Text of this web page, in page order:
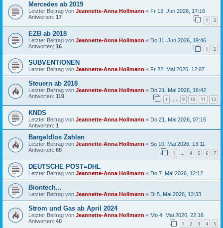
Mercedes ab 2019
Letzter Beitrag von Jeannette-Anna Hollmann « Fr 12. Jun 2026, 17:16
Antworten: 17 1 2
EZB ab 2018
Letzter Beitrag von Jeannette-Anna Hollmann « Do 11. Jun 2026, 19:46
Antworten: 16 1 2
SUBVENTIONEN
Letzter Beitrag von Jeannette-Anna Hollmann « Fr 22. Mai 2026, 12:07
Steuern ab 2018
Letzter Beitrag von Jeannette-Anna Hollmann « Do 21. Mai 2026, 16:42
Antworten: 119 1 … 9 10 11 12
KNDS
Letzter Beitrag von Jeannette-Anna Hollmann « Do 21. Mai 2026, 07:16
Antworten: 1
Bargeldlos Zahlen
Letzter Beitrag von Jeannette-Anna Hollmann « So 10. Mai 2026, 13:11
Antworten: 60 1 … 4 5 6 7
DEUTSCHE POST=DHL
Letzter Beitrag von Jeannette-Anna Hollmann « Do 7. Mai 2026, 12:12
Biontech...
Letzter Beitrag von Jeannette-Anna Hollmann « Di 5. Mai 2026, 13:33
Strom und Gas ab April 2024
Letzter Beitrag von Jeannette-Anna Hollmann « Mo 4. Mai 2026, 22:16
Antworten: 40 1 2 3 4 5